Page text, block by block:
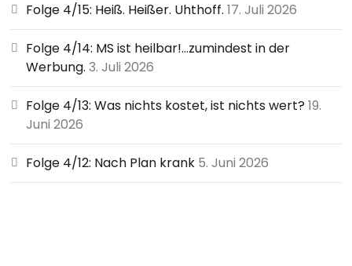
Folge 4/15: Heiß. Heißer. Uhthoff. 17. Juli 2026
Folge 4/14: MS ist heilbar!…zumindest in der
Werbung. 3. Juli 2026
Folge 4/13: Was nichts kostet, ist nichts wert? 19.
Juni 2026
Folge 4/12: Nach Plan krank 5. Juni 2026